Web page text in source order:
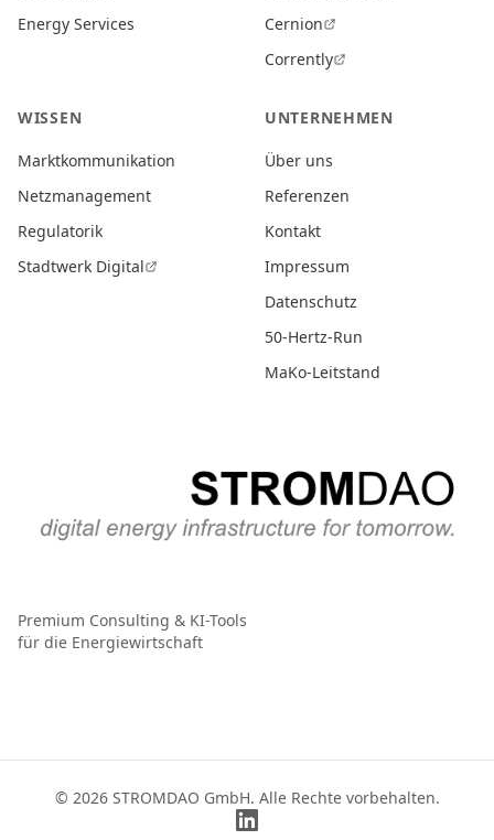
Energy Services
Cernion
Corrently
WISSEN
Marktkommunikation
Netzmanagement
Regulatorik
Stadtwerk Digital
UNTERNEHMEN
Über uns
Referenzen
Kontakt
Impressum
Datenschutz
50-Hertz-Run
MaKo-Leitstand
Premium Consulting & KI-Tools
für die Energiewirtschaft
© 2026 STROMDAO GmbH. Alle Rechte vorbehalten.